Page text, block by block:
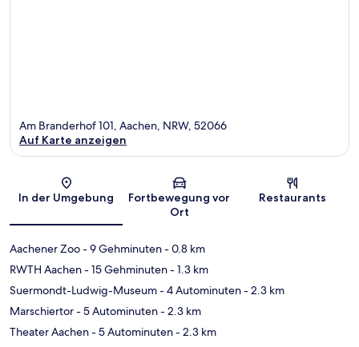
Karte
Am Branderhof 101, Aachen, NRW, 52066
Auf Karte anzeigen
In der Umgebung
Fortbewegung vor
Ort
Restaurants
Aachener Zoo- 9 Gehminuten- 0.8 km
RWTH Aachen- 15 Gehminuten- 1.3 km
Suermondt-Ludwig-Museum- 4 Autominuten- 2.3 km
Marschiertor- 5 Autominuten- 2.3 km
Theater Aachen- 5 Autominuten- 2.3 km